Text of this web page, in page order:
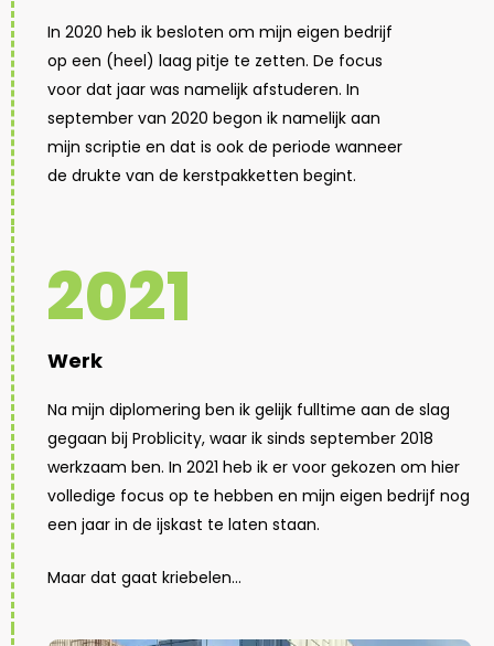
In 2020 heb ik besloten om mijn eigen bedrijf
op een (heel) laag pitje te zetten. De focus
voor dat jaar was namelijk afstuderen. In
september van 2020 begon ik namelijk aan
mijn scriptie en dat is ook de periode wanneer
de drukte van de kerstpakketten begint.
2021
Werk
Na mijn diplomering ben ik gelijk fulltime aan de slag
gegaan bij Problicity, waar ik sinds september 2018
werkzaam ben. In 2021 heb ik er voor gekozen om hier
volledige focus op te hebben en mijn eigen bedrijf nog
een jaar in de ijskast te laten staan.
Maar dat gaat kriebelen…